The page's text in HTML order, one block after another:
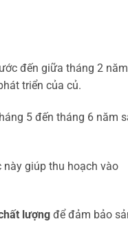
đến giữa tháng 2 năm
triển của củ.
5 đến tháng 6 năm
này giúp thu hoạch vào
lượng để đảm bảo